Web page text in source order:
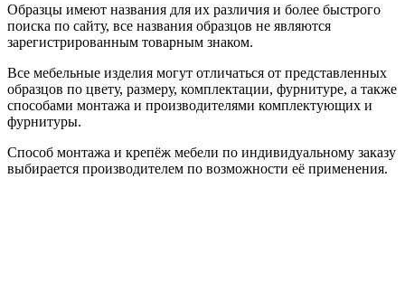
Образцы имеют названия для их различия и более быстрого
поиска по сайту, все названия образцов не являются
зарегистрированным товарным знаком.
Все мебельные изделия могут отличаться от представленных
образцов по цвету, размеру, комплектации, фурнитуре, а также
способами монтажа и производителями комплектующих и
фурнитуры.
Способ монтажа и крепёж мебели по индивидуальному заказу
выбирается производителем по возможности её применения.